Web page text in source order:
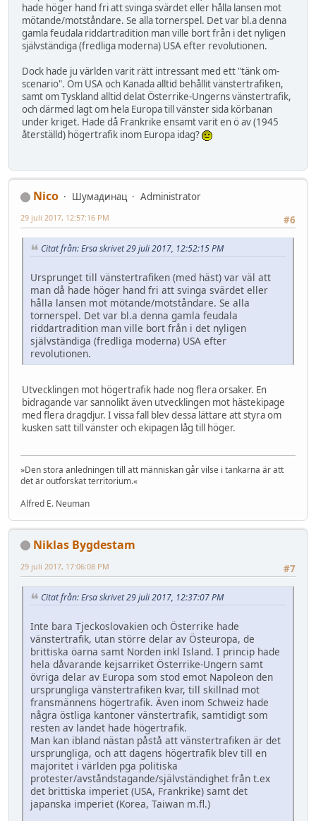
hade höger hand fri att svinga svärdet eller hålla lansen mot
mötande/motståndare. Se alla tornerspel. Det var bl.a denna
gamla feudala riddartradition man ville bort från i det nyligen
självständiga (fredliga moderna) USA efter revolutionen.
Dock hade ju världen varit rätt intressant med ett "tänk om-
scenario". Om USA och Kanada alltid behållit vänstertrafiken,
samt om Tyskland alltid delat Österrike-Ungerns vänstertrafik,
och därmed lagt om hela Europa till vänster sida körbanan
under kriget. Hade då Frankrike ensamt varit en ö av (1945
återställd) högertrafik inom Europa idag?
Nico Шумадинац
Administrator
#6
29 juli 2017, 12:57:16 PM
Citat från: Ersa skrivet 29 juli 2017, 12:52:15 PM
Ursprunget till vänstertrafiken (med häst) var väl att
man då hade höger hand fri att svinga svärdet eller
hålla lansen mot mötande/motståndare. Se alla
tornerspel. Det var bl.a denna gamla feudala
riddartradition man ville bort från i det nyligen
självständiga (fredliga moderna) USA efter
revolutionen.
Utvecklingen mot högertrafik hade nog flera orsaker. En
bidragande var sannolikt även utvecklingen mot hästekipage
med flera dragdjur. I vissa fall blev dessa lättare att styra om
kusken satt till vänster och ekipagen låg till höger.
»Den stora anledningen till att människan går vilse i tankarna är att
det är outforskat territorium.«
Alfred E. Neuman
Niklas Bygdestam
#7
29 juli 2017, 17:06:08 PM
Citat från: Ersa skrivet 29 juli 2017, 12:37:07 PM
Inte bara Tjeckoslovakien och Österrike hade
vänstertrafik, utan större delar av Östeuropa, de
brittiska öarna samt Norden inkl Island. I princip hade
hela dåvarande kejsarriket Österrike-Ungern samt
övriga delar av Europa som stod emot Napoleon den
ursprungliga vänstertrafiken kvar, till skillnad mot
fransmännens högertrafik. Även inom Schweiz hade
några östliga kantoner vänstertrafik, samtidigt som
resten av landet hade högertrafik.
Man kan ibland nästan påstå att vänstertrafiken är det
ursprungliga, och att dagens högertrafik blev till en
majoritet i världen pga politiska
protester/avståndstagande/självständighet från t.ex
det brittiska imperiet (USA, Frankrike) samt det
japanska imperiet (Korea, Taiwan m.fl.)